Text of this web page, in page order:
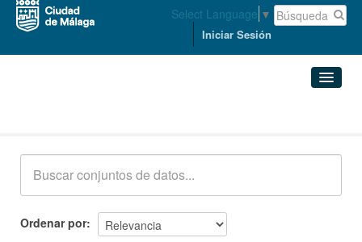
Select Language ▼
Iniciar Sesión
Ordenar por